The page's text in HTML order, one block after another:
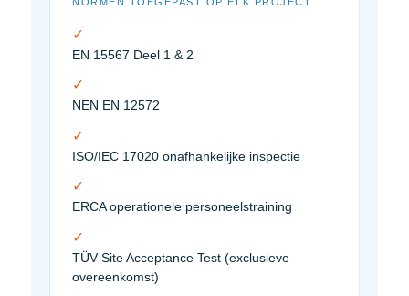
NORMEN TOEGEPAST OP ELK PROJECT
✓
EN 15567 Deel 1 & 2
✓
NEN EN 12572
✓
ISO/IEC 17020 onafhankelijke inspectie
✓
ERCA operationele personeelstraining
✓
TÜV Site Acceptance Test (exclusieve
overeenkomst)